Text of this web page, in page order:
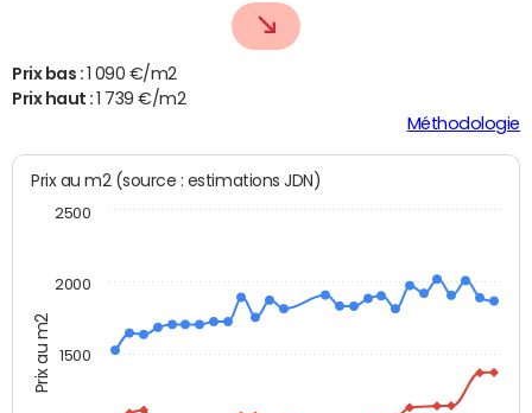
Prix bas :
1 090 €/m2
Prix haut :
1 739 €/m2
Méthodologie
Prix au m2
Prix au m2 (source : estimations JDN)
1500
2000
2500